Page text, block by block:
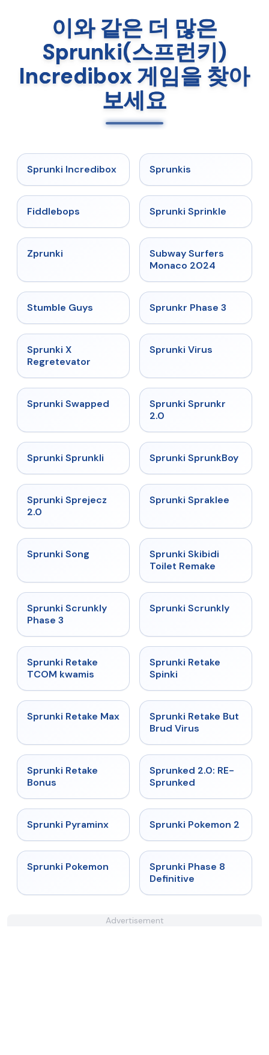
이와 같은 더 많은
Sprunki(스프런키)
Incredibox 게임을 찾아
보세요
★ 4.8
Sprunki Incredibox Sprunkis
Fiddlebops ★
Sprunki Sprinkle
Zprunki ★
Subway Surfers
Monaco 2024
Stumble Guys ★
Sprunkr Phase 3
Sprunki X
Regretevator
Sprunki Virus
★ 4.7
Sprunki Swapped ★
Sprunki Sprunkr
2.0
★
Sprunki Sprunkli ★ 4.8
Sprunki SprunkBoy
★ 4.7
Sprunki Sprejecz
2.0
★ 4.7
Sprunki Spraklee
Sprunki Song ★
Sprunki Skibidi
Toilet Remake
★ 4.7
Sprunki Scrunkly
Phase 3
★ 4.7
Sprunki Scrunkly
★
Sprunki Retake
TCOM kwamis
★
Sprunki Retake
Spinki
★ 4.3
Sprunki Retake Max ★ 4.4
Sprunki Retake But
Brud Virus
★
Sprunki Retake
Bonus
★ 4.4
Sprunked 2.0: RE-
Sprunked
★ 4.9
Sprunki Pyraminx ★ 4.9
Sprunki Pokemon 2
★ 4.5
Sprunki Pokemon ★
Sprunki Phase 8
Definitive
Advertisement